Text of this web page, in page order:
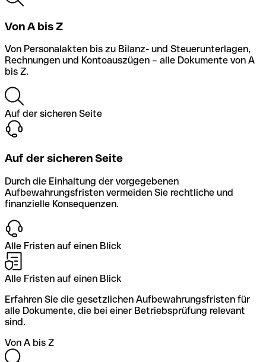
Von A bis Z
Von Personalakten bis zu Bilanz- und Steuerunterlagen,
Rechnungen und Kontoauszügen – alle Dokumente von A
bis Z.
Auf der sicheren Seite
Auf der sicheren Seite
Durch die Einhaltung der vorgegebenen
Aufbewahrungsfristen vermeiden Sie rechtliche und
finanzielle Konsequenzen.
Alle Fristen auf einen Blick
Alle Fristen auf einen Blick
Erfahren Sie die gesetzlichen Aufbewahrungsfristen für
alle Dokumente, die bei einer Betriebsprüfung relevant
sind.
Von A bis Z